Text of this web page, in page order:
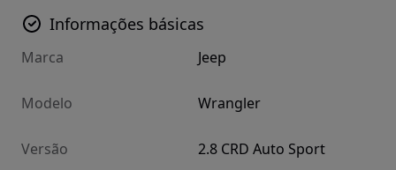
Informações básicas
Marca Jeep
Modelo Wrangler
Versão 2.8 CRD Auto Sport